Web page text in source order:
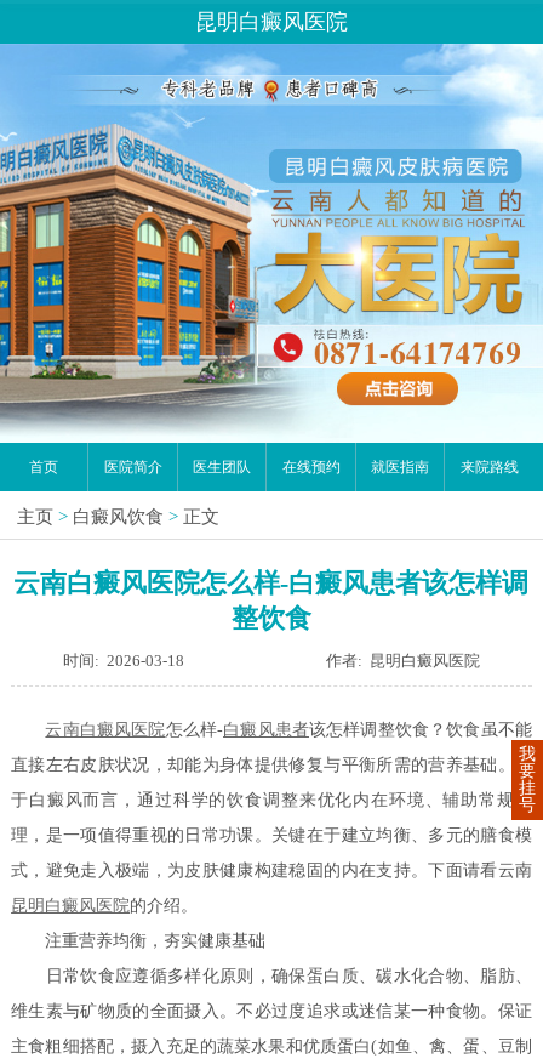
昆明白癜风医院
首页 医院简介 医生团队 在线预约 就医指南 来院路线
主页 > 白癜风饮食 > 正文
云南白癜风医院怎么样-白癜风患者该怎样调
整饮食
时间: 2026-03-18 作者: 昆明白癜风医院
云南白癜风医院怎么样-白癜风患者该怎样调整饮食？饮食虽不能
直接左右皮肤状况，却能为身体提供修复与平衡所需的营养基础。对
于白癜风而言，通过科学的饮食调整来优化内在环境、辅助常规调
理，是一项值得重视的日常功课。关键在于建立均衡、多元的膳食模
式，避免走入极端，为皮肤健康构建稳固的内在支持。下面请看云南
昆明白癜风医院的介绍。
注重营养均衡，夯实健康基础
日常饮食应遵循多样化原则，确保蛋白质、碳水化合物、脂肪、
维生素与矿物质的全面摄入。不必过度追求或迷信某一种食物。保证
主食粗细搭配，摄入充足的蔬菜水果和优质蛋白(如鱼、禽、蛋、豆制
我
要
挂
号